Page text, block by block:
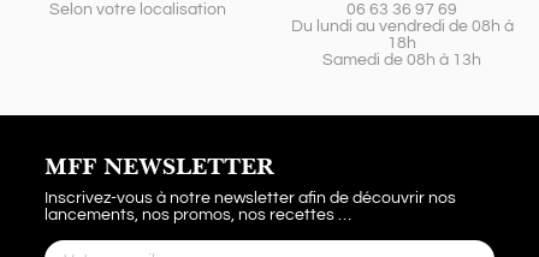
Selon votre localisation
06 63 36 97 69
Du lundi au vendredi de 08h à
18h
Samedi de 08h à 13h
MFF NEWSLETTER
Inscrivez-vous à notre newsletter afin de découvrir nos
lancements, nos promos, nos recettes …